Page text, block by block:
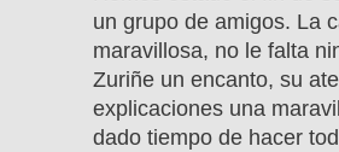
un grupo de amigos. La
maravillosa, no le falta
Zuriñe un encanto, su
explicaciones una
dado tiempo de hacer